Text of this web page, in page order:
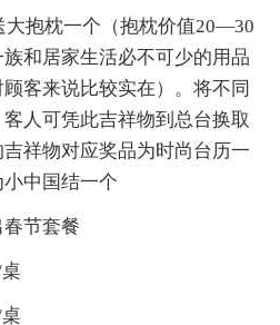
大抱枕一个（抱枕价值20—30
和居家生活必不可少的用品
客来说比较实在）。将不同
人可凭此吉祥物到总台换取
祥物对应奖品为时尚台历一
中国结一个
节套餐